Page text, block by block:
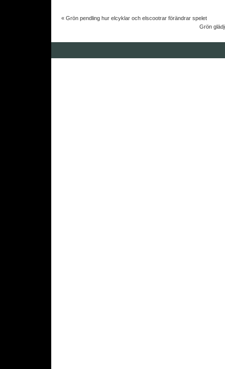
« Grön pendling hur elcyklar och elscootrar förändrar spelet
Grön